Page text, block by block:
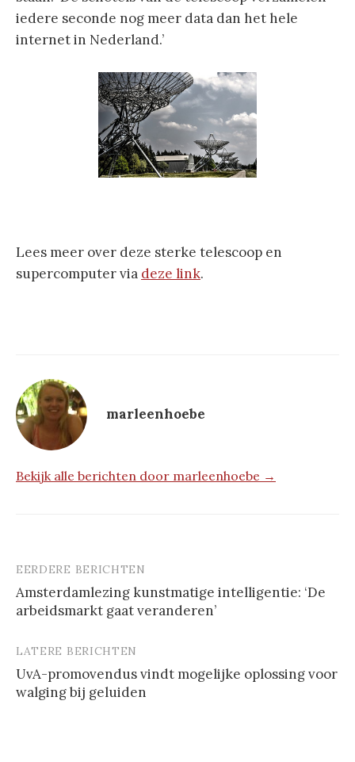
iedere seconde nog meer data dan het hele
internet in Nederland.’
Lees meer over deze sterke telescoop en
supercomputer via deze link.
marleenhoebe
Bekijk alle berichten door marleenhoebe →
Berichtnavigatie
EERDERE BERICHTEN
Amsterdamlezing kunstmatige intelligentie: ‘De
arbeidsmarkt gaat veranderen’
LATERE BERICHTEN
UvA-promovendus vindt mogelijke oplossing voor
walging bij geluiden